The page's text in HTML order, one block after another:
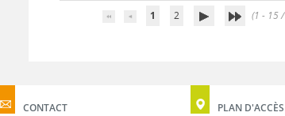
1 2 (1 - 15
CONTACT PLAN D'ACCÈS